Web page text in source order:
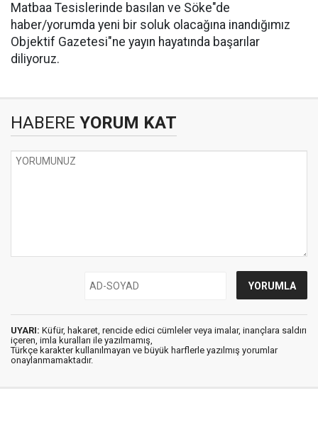
Matbaa Tesislerinde basılan ve Söke"de
haber/yorumda yeni bir soluk olacağına inandığımız
Objektif Gazetesi"ne yayın hayatında başarılar
diliyoruz.
HABERE YORUM KAT
UYARI: Küfür, hakaret, rencide edici cümleler veya imalar, inançlara saldırı
içeren, imla kuralları ile yazılmamış,
Türkçe karakter kullanılmayan ve büyük harflerle yazılmış yorumlar
onaylanmamaktadır.